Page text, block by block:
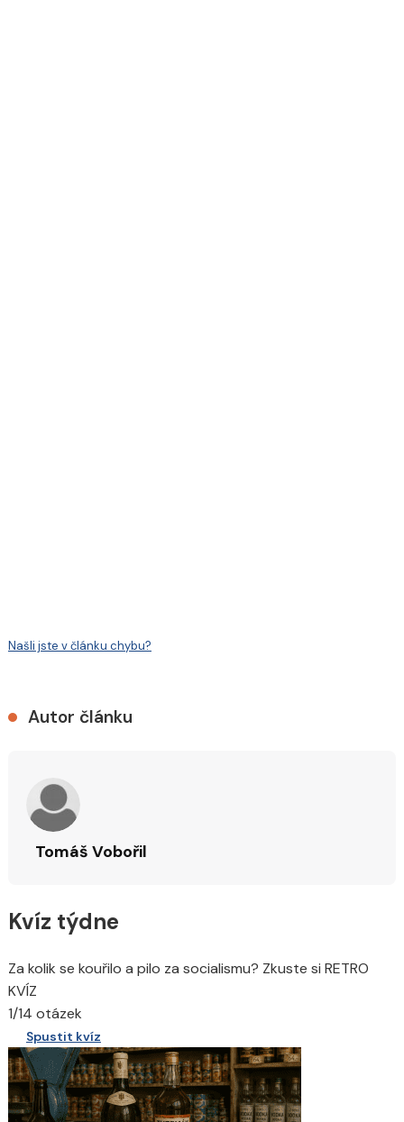
Našli jste v článku chybu?
Autor článku
Tomáš Vobořil
Kvíz týdne
Za kolik se kouřilo a pilo za socialismu? Zkuste si RETRO
KVÍZ
1/14 otázek
Spustit kvíz